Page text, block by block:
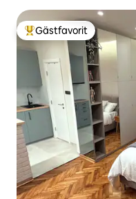
Populär gästfavorit
Gästfavorit